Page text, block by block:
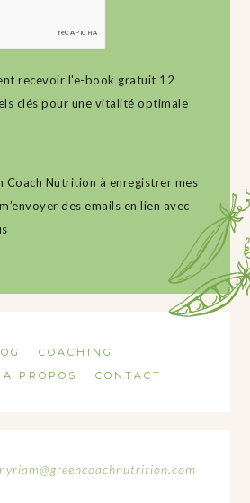
recevoir l'e-book gratuit 12
clés pour une vitalité optimale
Coach Nutrition à enregistrer mes
des emails en lien avec
COACHING
A PROPOS CONTACT